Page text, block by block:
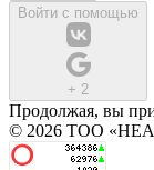
Войти с помощью
+ 2
Продолжая, вы
© 2026 ТОО